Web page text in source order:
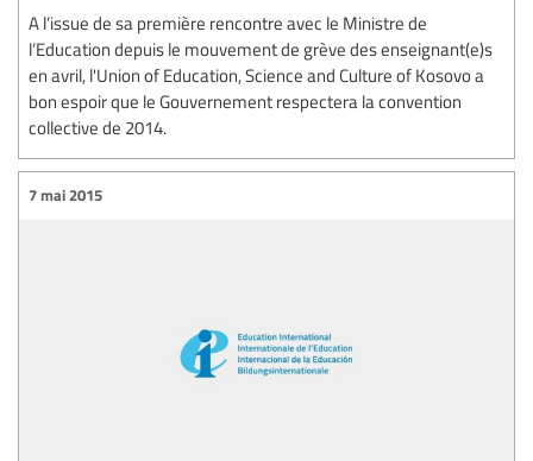
A l’issue de sa première rencontre avec le Ministre de
l’Education depuis le mouvement de grève des enseignant(e)s
en avril, l'Union of Education, Science and Culture of Kosovo a
bon espoir que le Gouvernement respectera la convention
collective de 2014.
7 mai 2015